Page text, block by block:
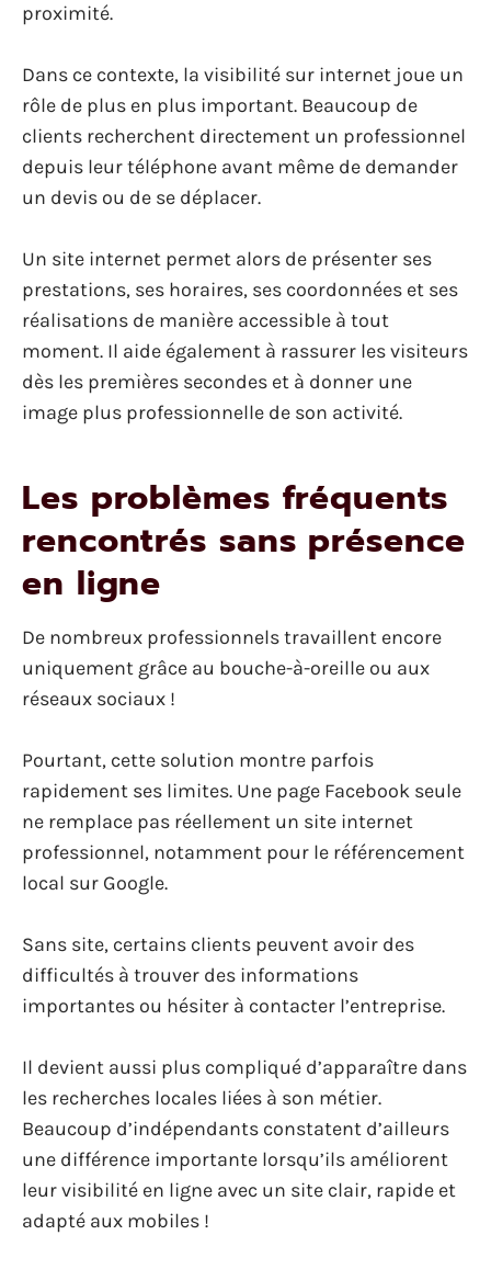
proximité.
Dans ce contexte, la visibilité sur internet joue un
rôle de plus en plus important. Beaucoup de
clients recherchent directement un professionnel
depuis leur téléphone avant même de demander
un devis ou de se déplacer.
Un site internet permet alors de présenter ses
prestations, ses horaires, ses coordonnées et ses
réalisations de manière accessible à tout
moment. Il aide également à rassurer les visiteurs
dès les premières secondes et à donner une
image plus professionnelle de son activité.
Les problèmes fréquents
rencontrés sans présence
en ligne
De nombreux professionnels travaillent encore
uniquement grâce au bouche-à-oreille ou aux
réseaux sociaux !
Pourtant, cette solution montre parfois
rapidement ses limites. Une page Facebook seule
ne remplace pas réellement un site internet
professionnel, notamment pour le référencement
local sur Google.
Sans site, certains clients peuvent avoir des
difficultés à trouver des informations
importantes ou hésiter à contacter l’entreprise.
Il devient aussi plus compliqué d’apparaître dans
les recherches locales liées à son métier.
Beaucoup d’indépendants constatent d’ailleurs
une différence importante lorsqu’ils améliorent
leur visibilité en ligne avec un site clair, rapide et
adapté aux mobiles !